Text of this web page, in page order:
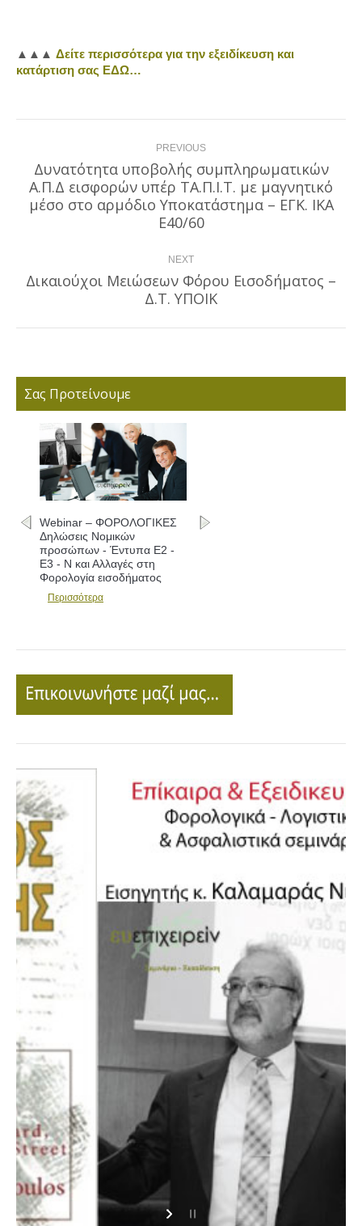
▲▲ ▲ Δείτε περισσότερα για την εξειδίκευση και
κατάρτιση σας ΕΔΩ…
navigation PREVIOUS
Previous
post:
Δυνατότητα υποβολής συμπληρωματικών
Α.Π.Δ εισφορών υπέρ ΤΑ.Π.Ι.Τ. με μαγνητικό
μέσο στο αρμόδιο Υποκατάστημα – ΕΓΚ. ΙΚΑ
Ε40/60
NEXT
Next
post:
Δικαιούχοι Μειώσεων Φόρου Εισοδήματος –
Δ.Τ. ΥΠΟΙΚ
Σας Προτείνουμε
Webinar – ΦΟΡΟΛΟΓΙΚΕΣ
Δηλώσεις Νομικών
προσώπων - Έντυπα Ε2 -
Ε3 - Ν και Αλλαγές στη
Φορολογία εισοδήματος
Περισσότερα